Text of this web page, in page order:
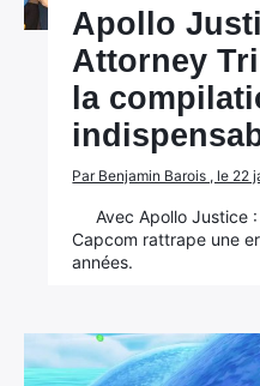
Apollo
Attorney
la
Par Benjamin Barois , le 22
Avec Apollo Justice
Capcom rattrape une
années.